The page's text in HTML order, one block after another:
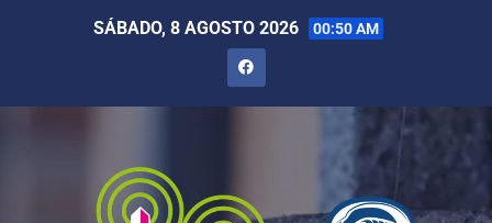
SÁBADO, 8 AGOSTO 2026 00:50 AM